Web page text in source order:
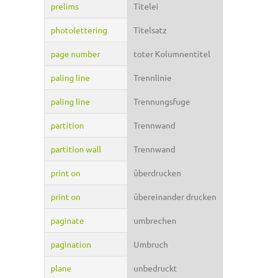
prelims Titelei
photolettering Titelsatz
page number toter Kolumnentitel
paling line Trennlinie
paling line Trennungsfuge
partition Trennwand
partition wall Trennwand
print on überdrucken
print on übereinander drucken
paginate umbrechen
pagination Umbruch
plane unbedruckt